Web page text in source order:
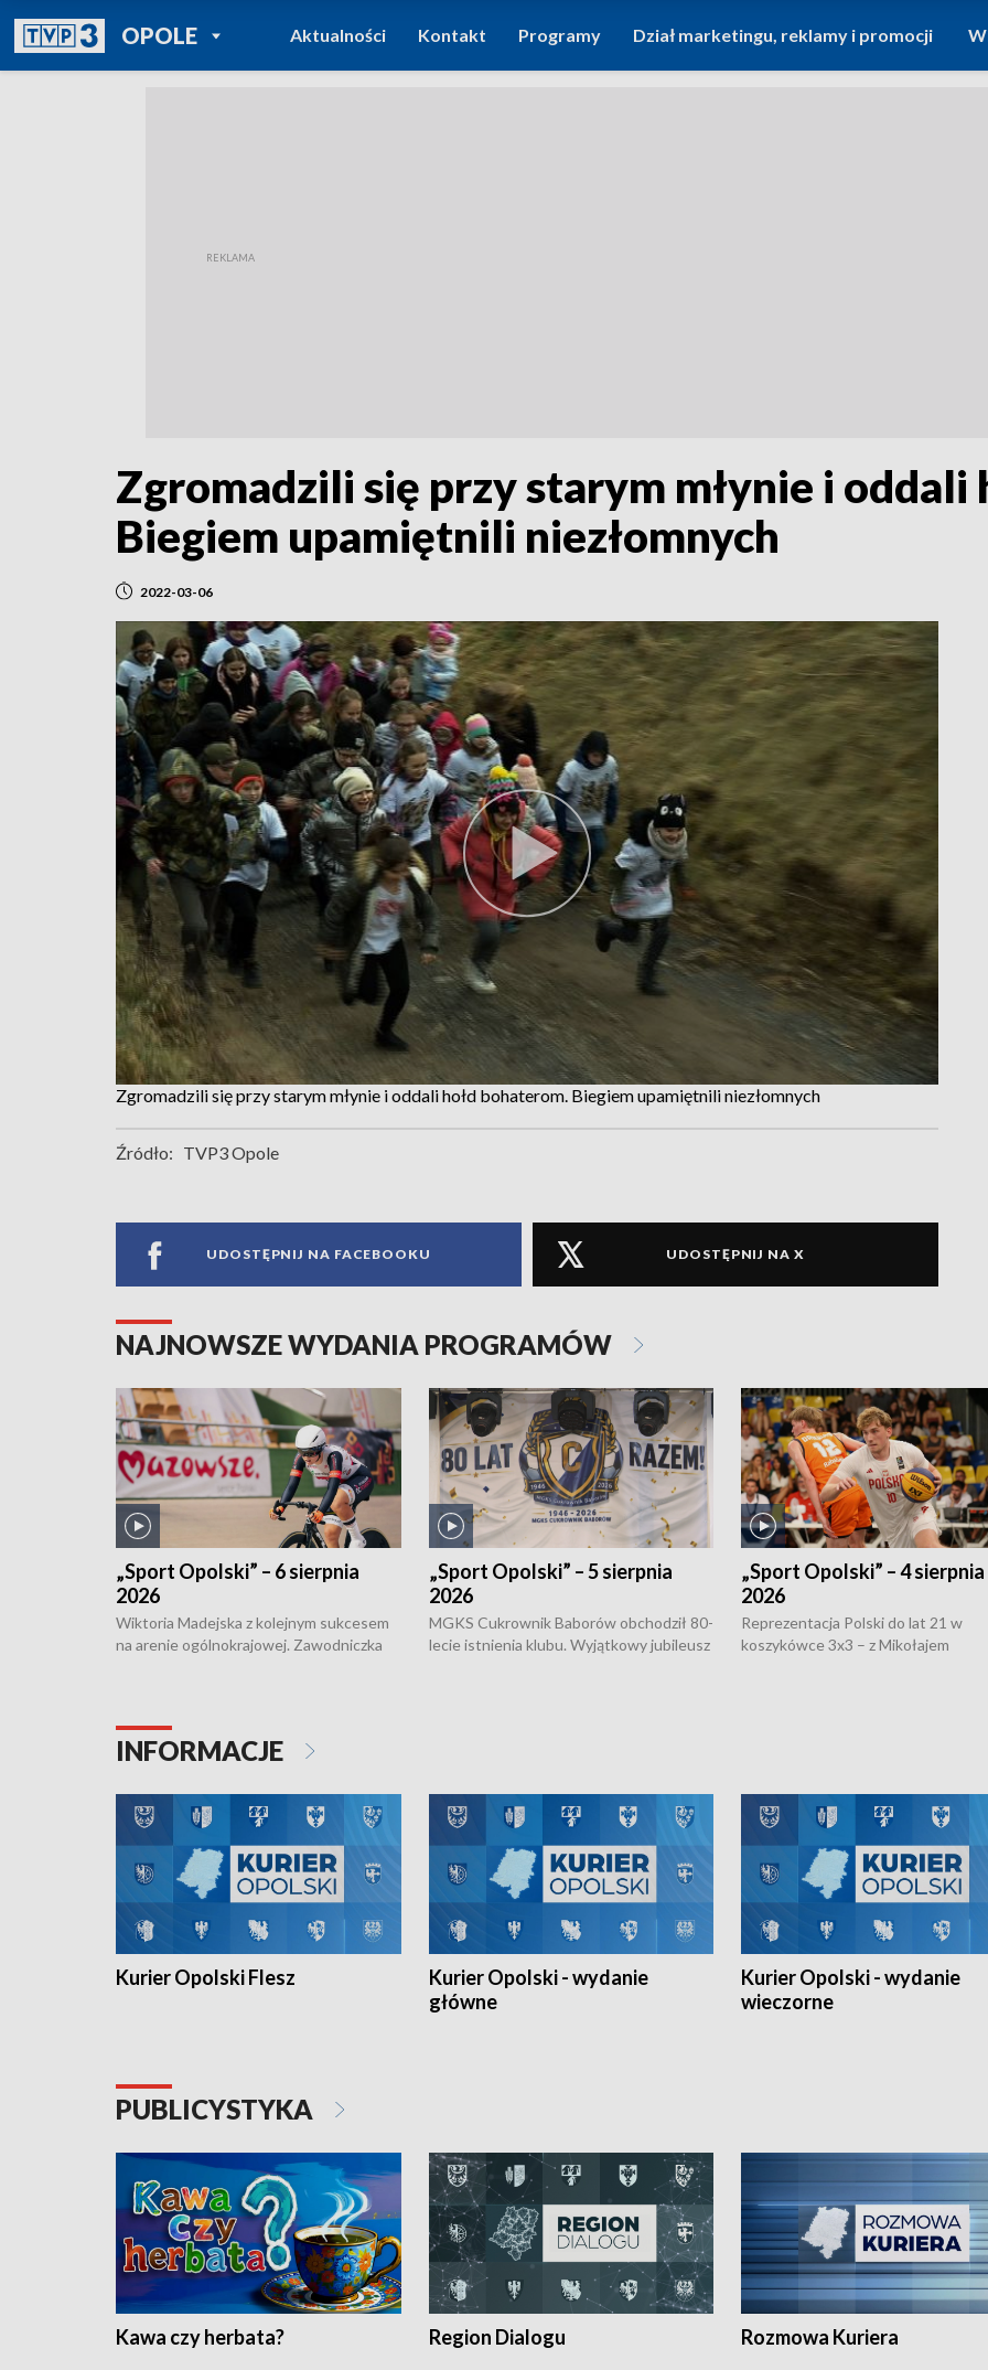
OPOLEPOWRÓT DO
TVP REGIONY
Aktualności Kontakt Programy Dział marketingu, reklamy i promocji
Zgromadzili się przy starym młynie i oddali
Biegiem upamiętnili niezłomnych
2022-03-06
Zgromadzili się przy starym młynie i oddali hołd bohaterom. Biegiem upamiętnili niezłomnych
Źródło: TVP3 Opole
UDOSTĘPNIJ NA FACEBOOKU UDOSTĘPNIJ NA X
NAJNOWSZE WYDANIA PROGRAMÓW
„Sport Opolski” – 6 sierpnia
2026
Wiktoria Madejska z kolejnym sukcesem
na arenie ogólnokrajowej. Zawodniczka
torowym.
„Sport Opolski” – 5 sierpnia
2026
MGKS Cukrownik Baborów obchodził 80-
lecie istnienia klubu. Wyjątkowy jubileusz
„Sport Opolski” – 4 sierpnia
2026
Reprezentacja Polski do lat 21 w
koszykówce 3x3 – z Mikołajem
INFORMACJE
Kurier Opolski Flesz
Kurier Opolski - wydanie
główne
Kurier Opolski - wydanie
wieczorne
PUBLICYSTYKA
Kawa czy herbata? Region Dialogu Rozmowa Kuriera